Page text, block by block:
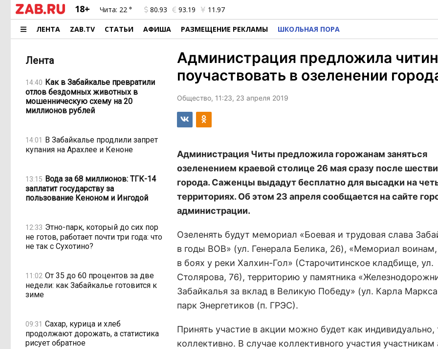
18+ Чита: 22 ° 80.93 93.19 11.97
ЛЕНТА ZAB.TV СТАТЬИ АФИША РАЗМЕЩЕНИЕ РЕКЛАМЫ ШКОЛЬНАЯ ПОРА
Лента
14:40 Как в Забайкалье превратили
отлов бездомных животных в
мошенническую схему на 20
миллионов рублей
14:01 В Забайкалье продлили запрет
купания на Арахлее и Кеноне
13:15 Вода за 68 миллионов: ТГК-14
заплатит государству за
пользование Кеноном и Ингодой
12:33 Этно-парк, который до сих пор
не готов, работает почти три года: что
не так с Сухотино?
11:02 От 35 до 60 процентов за две
недели: как Забайкалье готовится к
зиме
09:31 Сахар, курица и хлеб
продолжают дорожать, а статистика
рисует обратное
Администрация предложила
поучаствовать в озеленении
Общество, 11:23, 23 апреля 2019
Администрация Читы предложила горожанам заняться
озеленением краевой столице 26 мая сразу после
города. Саженцы выдадут бесплатно для высадки на
территориях. Об этом 23 апреля сообщается на сайте
администрации.
Озеленять будут мемориал «Боевая и трудовая слава
в годы BOB» (ул. Генерала Белика, 26), «Мемориал
в боях у реки Халхин-Гол» (Старочитинское кладбище, ул.
Столярова, 76), территорию у памятника
Забайкалья за вклад в Великую Победу» (ул. Карла
парк Энергетиков (п. ГРЭС).
Принять участие в акции можно будет как индивидуально,
коллективно. В случае коллективного участия участникам